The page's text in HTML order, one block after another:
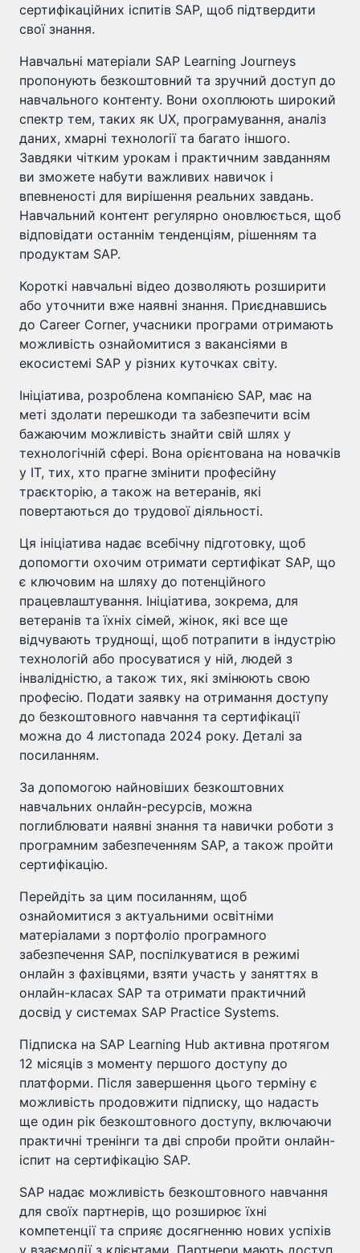
сертифікаційних іспитів SAP, щоб підтвердити
свої знання.
Навчальні матеріали SAP Learning Journeys
пропонують безкоштовний та зручний доступ до
навчального контенту. Вони охоплюють широкий
спектр тем, таких як UX, програмування, аналіз
даних, хмарні технології та багато іншого.
Завдяки чітким урокам і практичним завданням
ви зможете набути важливих навичок і
впевненості для вирішення реальних завдань.
Навчальний контент регулярно оновлюється, щоб
відповідати останнім тенденціям, рішенням та
продуктам SAP.
Короткі навчальні відео дозволяють розширити
або уточнити вже наявні знання. Приєднавшись
до Career Corner, учасники програми отримають
можливість ознайомитися з вакансіями в
екосистемі SAP у різних куточках світу.
Ініціатива, розроблена компанією SAP, має на
меті здолати перешкоди та забезпечити всім
бажаючим можливість знайти свій шлях у
технологічній сфері. Вона орієнтована на новачків
у ІТ, тих, хто прагне змінити професійну
траєкторію, а також на ветеранів, які
повертаються до трудової діяльності.
Ця ініціатива надає всебічну підготовку, щоб
допомогти охочим отримати сертифікат SAP, що
є ключовим на шляху до потенційного
працевлаштування. Ініціатива, зокрема, для
ветеранів та їхніх сімей, жінок, які все ще
відчувають труднощі, щоб потрапити в індустрію
технологій або просуватися у ній, людей з
інвалідністю, а також тих, які змінюють свою
професію. Подати заявку на отримання доступу
до безкоштовного навчання та сертифікації
можна до 4 листопада 2024 року. Деталі за
посиланням.
За допомогою найновіших безкоштовних
навчальних онлайн-ресурсів, можна
поглиблювати наявні знання та навички роботи з
програмним забезпеченням SAP, а також пройти
сертифікацію.
Перейдіть за цим посиланням, щоб
ознайомитися з актуальними освітніми
матеріалами з портфоліо програмного
забезпечення SAP, поспілкуватися в режимі
онлайн з фахівцями, взяти участь у заняттях в
онлайн-класах SAP та отримати практичний
досвід у системах SAP Practice Systems.
Підписка на SAP Learning Hub активна протягом
12 місяців з моменту першого доступу до
платформи. Після завершення цього терміну є
можливість продовжити підписку, що надасть
ще один рік безкоштовного доступу, включаючи
практичні тренінги та дві спроби пройти онлайн-
іспит на сертифікацію SAP.
SAP надає можливість безкоштовного навчання
для своїх партнерів, що розширює їхні
компетенції та сприяє досягненню нових успіхів
у взаємодії з клієнтами. Партнери мають доступ